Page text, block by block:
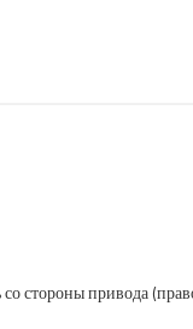
со стороны привода